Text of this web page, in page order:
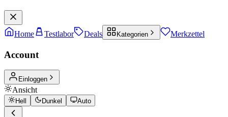
Home Testlabor Deals Kategorien Merkzettel
Account
Einloggen
Ansicht
Hell Dunkel Auto